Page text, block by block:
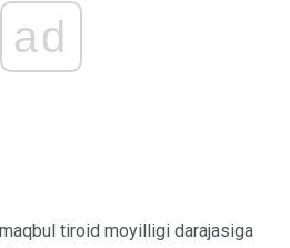
ad
tiroid moyilligi darajasiga